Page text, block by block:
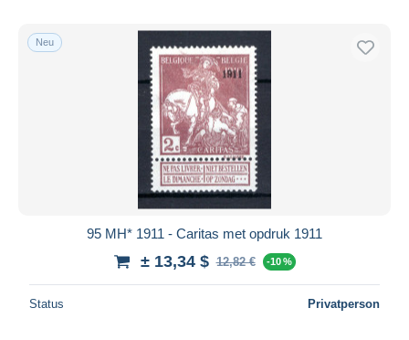
Neu
95 MH* 1911 - Caritas met opdruk 1911
± 13,34 $ 12,82 € -10 %
Status Privatperson